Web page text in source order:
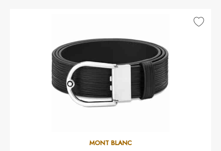
MONT BLANC